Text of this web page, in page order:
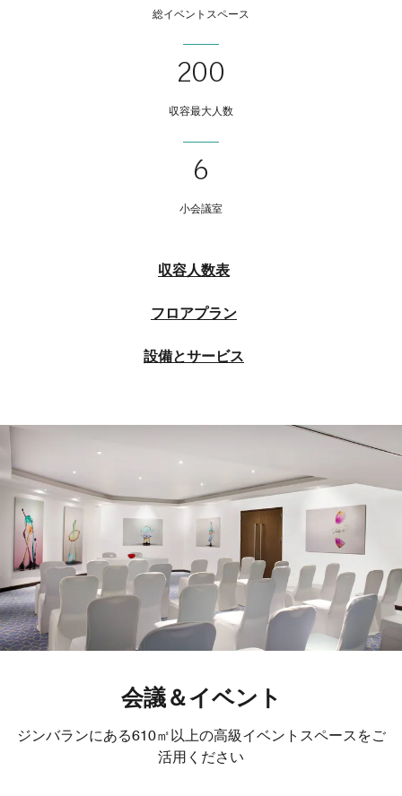
総イベントスペース
200
収容最大人数
6
小会議室
収容人数表
フロアプラン
設備とサービス
会議＆イベント
ジンバランにある610㎡以上の高級イベントスペースをご
活用ください